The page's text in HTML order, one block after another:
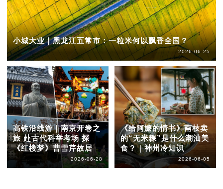
小城大业｜黑龙江五常市：一粒米何以飘香全国？
2026-06-25
高铁沿线游｜南京开卷之
旅 赴古代科举考场 探
《红楼梦》曹雪芹故居
2026-06-28
《给阿嬷的情书》南枝卖
的“无米粿”是什么潮汕美
食？｜神州冷知识
2026-06-05